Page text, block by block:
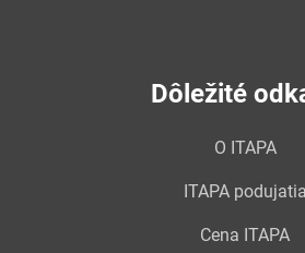
Dôležité
O ITAPA
ITAPA podujatia
Cena ITAPA